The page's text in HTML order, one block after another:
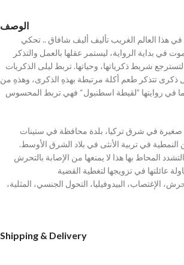
الوصف
دقائق و 38 ثانية في هذا العالم الغريب تأليف أليف شافاق .. تحكي
في بداية الرواية، ليستمر عقلها بالعمل والتذكر
و٣٨ ثانية، لتسترجع شريط ذكرياتها، وحياتها. تربط ليلى الذكريات
ذكرى تتذكر طعم أكلة مرتبطة بهذهِ الذكرى، وهذهِ من
في روايتها ”لقيطة اسطنبول“ فهي تربط المحسوس
صغيرة في شرق تركيا، بلدة محافظة في ستينات
في تربية الأنثى في بلاد الشرق الأوسط.
المحاط بها هذا لا يمنعها من الإصابة بالتحرش
الإغتصاب، البيدوفيليا، التحول الجنسي، المثلية،
Shipping & Delivery